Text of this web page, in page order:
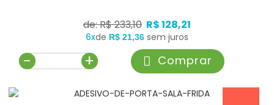
de: R$ 233,10 R$ 128,21
6xde R$ 21,36 sem juros
- + Comprar